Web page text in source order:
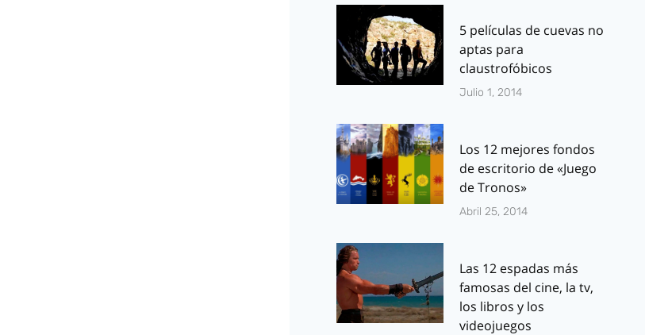
5 películas de cuevas no
aptas para
claustrofóbicos
Julio 1, 2014
Los 12 mejores fondos
de escritorio de «Juego
de Tronos»
Abril 25, 2014
Las 12 espadas más
famosas del cine, la tv,
los libros y los
videojuegos